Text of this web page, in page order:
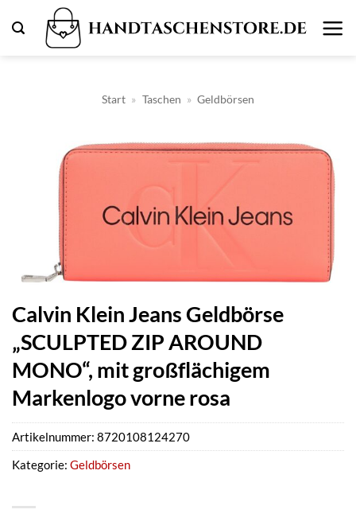
Inhalt
Start » Taschen » Geldbörsen
Calvin Klein Jeans Geldbörse
„SCULPTED ZIP AROUND
MONO“, mit großflächigem
Markenlogo vorne rosa
Artikelnummer: 8720108124270
Kategorie: Geldbörsen